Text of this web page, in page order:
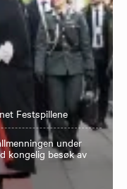
Festspillene
under
kongelig besøk av